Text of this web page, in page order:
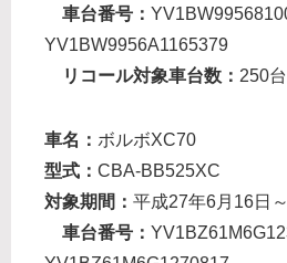
車台番号：
YV1BW9956A1165379
リコール対象車台数： 250台
車名： ボルボXC70
型式： CBA-BB525XC
対象期間： 平成27年6月16日
車台番号：